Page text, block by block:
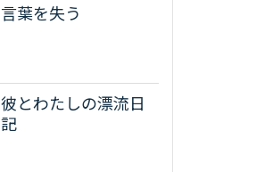
言葉を失う
彼とわたしの漂流日
記